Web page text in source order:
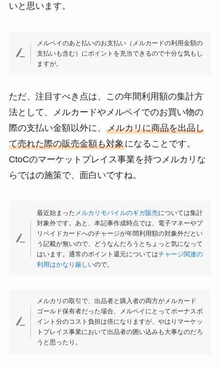
いと思います。
メルペイのあと払いのお支払い（メルカードの利用金額の
支払いも含む）にポイントを充当できるので十分な気もし
ますが。
ただ、注目すべき点は、この年間利用額の集計方
法として、メルカードやメルペイでのお買い物の
際の支払い金額以外に、 メルカリに商品を出品し
て売れた際の販売金額も対象になることです。
CtoCのマーケットプレイス事業を持つメルカリな
らではの施策で、面白いですね。
最近始まった メルカリモバイルのギガ販売については集計
対象外です。あと、本記事作成時点では、電子マネーやプ
リペイドカードへのチャージが年間利用額の対象外だとい
う記載が無いので、どうなんだろうとちょっと気になって
はいます。通常のポイント還元についてはチャージ関連の
利用はかなり厳しいので。
メルカリの取引で、出品者と購入者の両方がメルカード
ゴールド保有者だった場合、メルペイにとってボーナスポ
イント分のコスト負担は倍になりますが、やはりマーケッ
トプレイス事業において出品者の囲い込みも大事なのだろ
うと思ったり。